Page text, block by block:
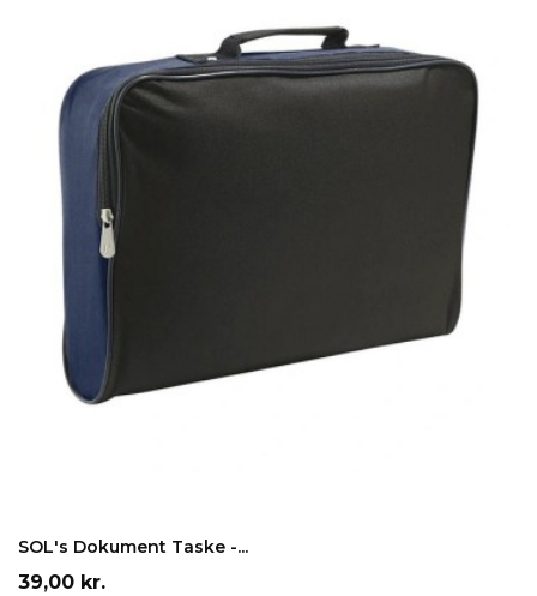
SOL's Dokument Taske -...
Pris
39,00 kr.